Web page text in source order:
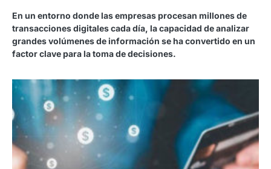
En un entorno donde las empresas procesan millones de
transacciones digitales cada día, la capacidad de analizar
grandes volúmenes de información se ha convertido en un
factor clave para la toma de decisiones.